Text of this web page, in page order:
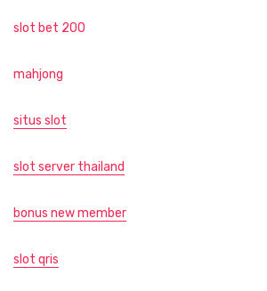
slot bet 200
mahjong
situs slot
slot server thailand
bonus new member
slot qris